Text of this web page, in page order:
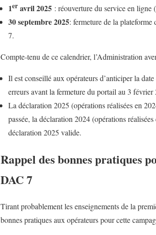
1er avril 2025 : réouverture du service en
30 septembre 2025: fermeture de la
7.
Compte-tenu de ce calendrier, l’Administration
Il est conseillé aux opérateurs d’anticiper la
erreurs avant la fermeture du portail au 3 février
La déclaration 2025 (opérations réalisées en
passée, la déclaration 2024 (opérations
déclaration 2025 valide.
Rappel des bonnes pratiques
DAC 7
Tirant probablement les enseignements de la
bonnes pratiques aux opérateurs pour cette